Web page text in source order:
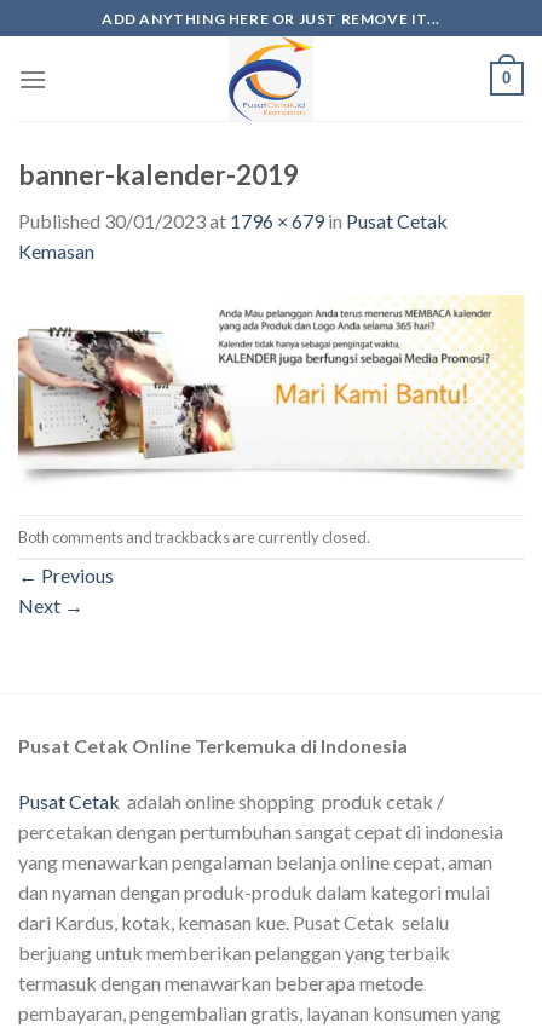
ADD ANYTHING HERE OR JUST REMOVE IT...
0
banner-kalender-2019
Published 30/01/2023at 1796 × 679in Pusat Cetak
Kemasan
Both comments and trackbacks are currently closed.
← Previous
Next →
Pusat Cetak Online Terkemuka di Indonesia
Pusat Cetak adalah online shopping produk cetak /
percetakan dengan pertumbuhan sangat cepat di indonesia
yang menawarkan pengalaman belanja online cepat, aman
dan nyaman dengan produk-produk dalam kategori mulai
dari Kardus, kotak, kemasan kue. Pusat Cetak selalu
berjuang untuk memberikan pelanggan yang terbaik
termasuk dengan menawarkan beberapa metode
pembayaran, pengembalian gratis, layanan konsumen yang